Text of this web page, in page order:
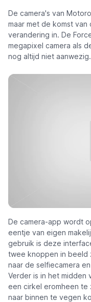
De camera's van
maar met de komst van
verandering in. De
megapixel camera als
nog altijd niet aanwezig.
De camera-app wordt
eentje van eigen
gebruik is deze
twee knoppen in beeld
naar de selfiecamera
Verder is in het
een cirkel eromheen te
naar binnen te vegen